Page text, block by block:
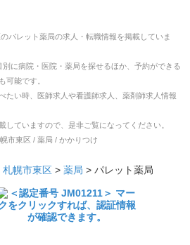
のパレット薬局の求人・転職情報を掲載していま
に病院・医院・薬局を探せるほか、予約ができる
可能です。
たい時、医師求人や看護師求人、薬剤師求人情報
していますので、是非ご覧になってください。
市東区 / 薬局 / かかりつけ
札幌市東区 > 薬局 > パレット薬局